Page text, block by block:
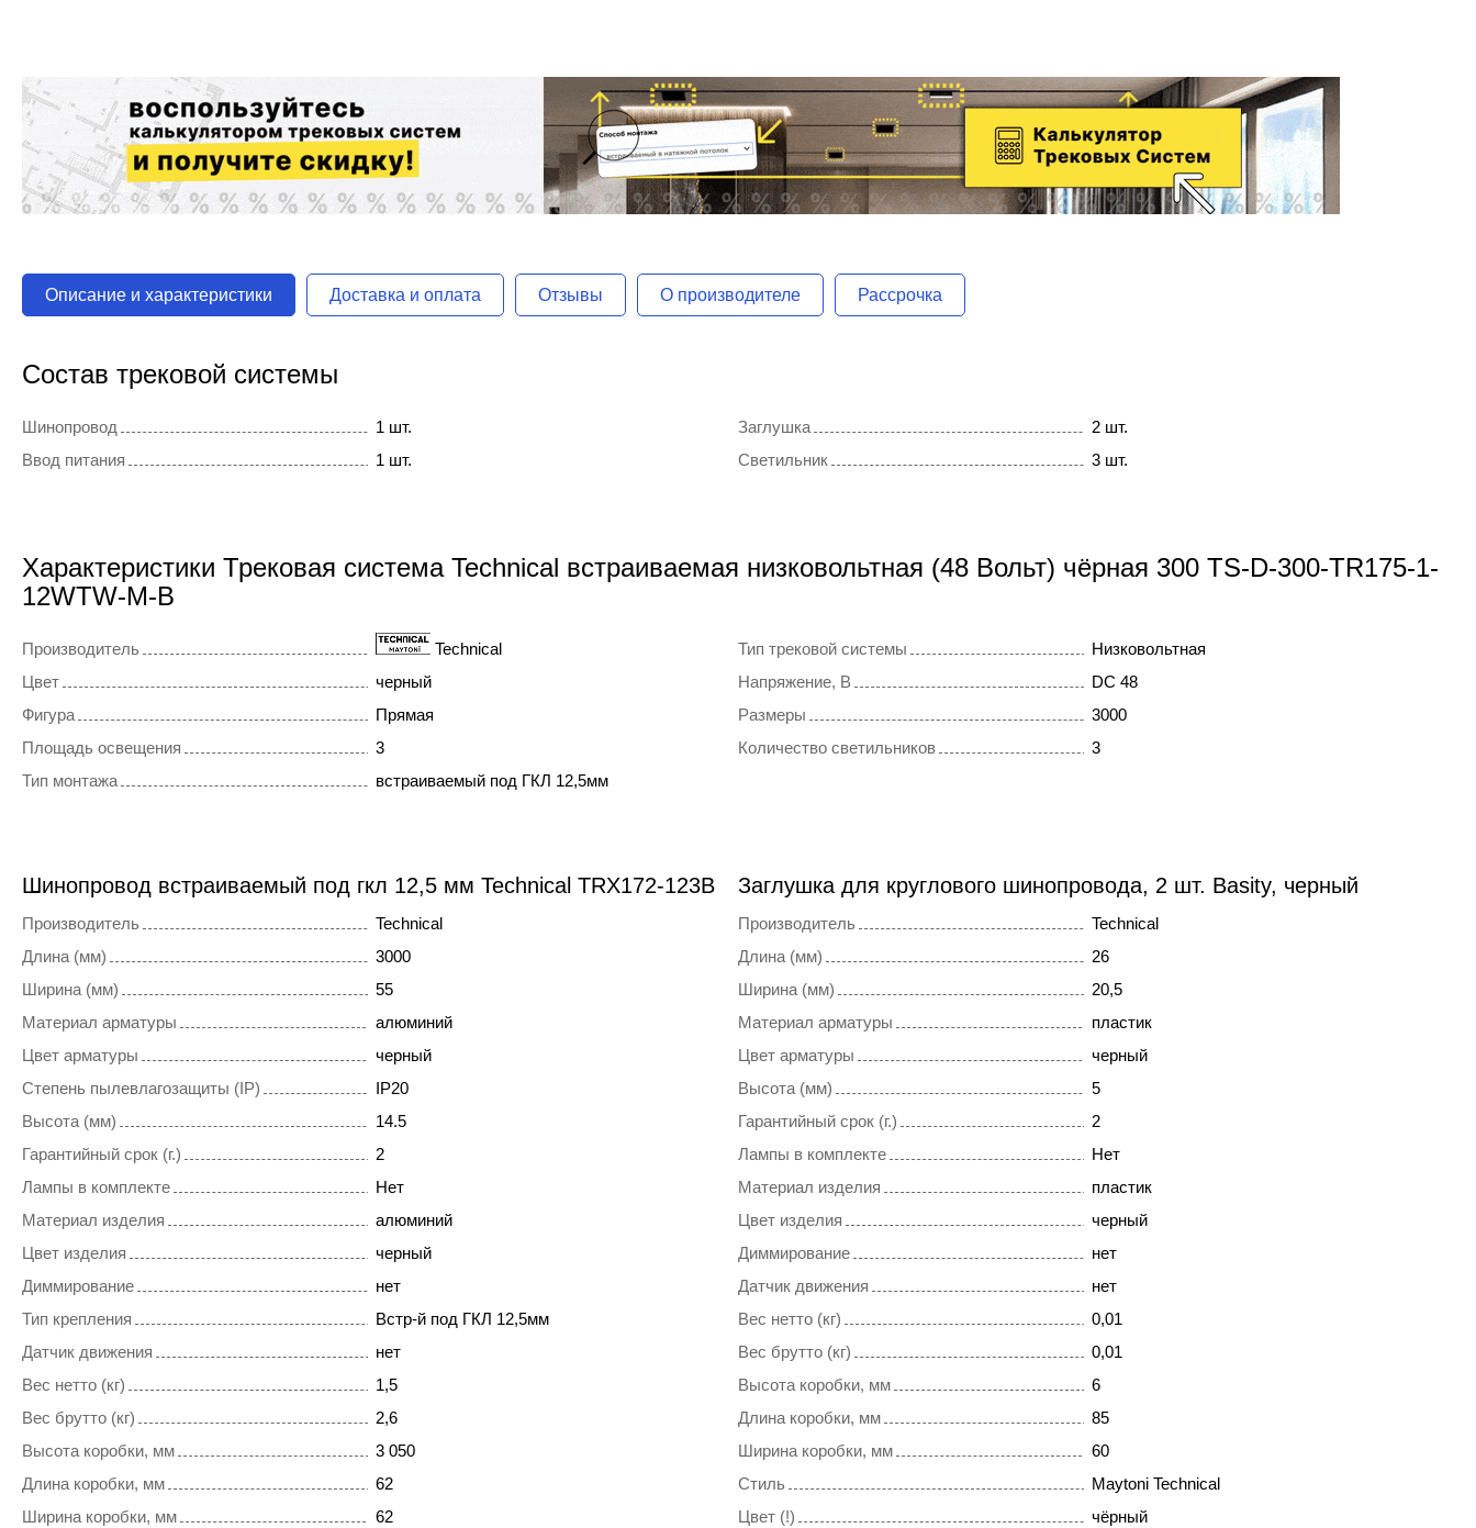
Описание и характеристики Доставка и оплата Отзывы О производителе Рассрочка
Состав трековой системы
Шинопровод 1 шт. Заглушка
2 шт.
Ввод питания
1 шт. Светильник 3 шт.
Характеристики Трековая система Technical встраиваемая низковольтная (48 Вольт) чёрная 300 TS-D-300-TR175-1-
12WTW-M-B
Производитель Technical Тип трековой системы
Низковольтная
Цвет
черный Напряжение, В
DC 48
Фигура
Прямая Размеры
3000
Площадь освещения
3 Количество светильников
3
Тип монтажа
встраиваемый под ГКЛ 12,5мм
Шинопровод встраиваемый под гкл 12,5 мм Technical TRX172-123B
Производитель
Technical
Длина (мм)
3000
Ширина (мм)
55
Материал арматуры
алюминий
Цвет арматуры
черный
Степень пылевлагозащиты (IP)
IP20
Высота (мм)
14.5
Гарантийный срок (г.)
2
Лампы в комплекте
Нет
Материал изделия
алюминий
Цвет изделия
черный
Диммирование
нет
Тип крепления
Встр-й под ГКЛ 12,5мм
Датчик движения
нет
Вес нетто (кг)
1,5
Вес брутто (кг)
2,6
Высота коробки, мм
3 050
Длина коробки, мм
62
Ширина коробки, мм
62
Заглушка для круглового шинопровода, 2 шт. Basity, черный
Производитель
Technical
Длина (мм)
26
Ширина (мм)
20,5
Материал арматуры
пластик
Цвет арматуры
черный
Высота (мм)
5
Гарантийный срок (г.)
2
Лампы в комплекте
Нет
Материал изделия
пластик
Цвет изделия
черный
Диммирование
нет
Датчик движения
нет
Вес нетто (кг)
0,01
Вес брутто (кг)
0,01
Высота коробки, мм
6
Длина коробки, мм
85
Ширина коробки, мм
60
Стиль
Maytoni Technical
Цвет (!)
чёрный